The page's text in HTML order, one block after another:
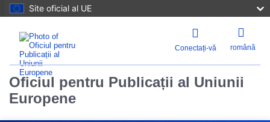
Site oficial al UE
Conectați-vă română
Oficiul pentru Publicații al Uniunii
Europene